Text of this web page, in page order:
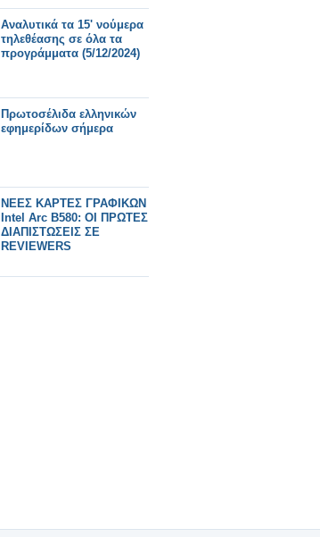
Αναλυτικά τα 15' νούμερα
τηλεθέασης σε όλα τα
προγράμματα (5/12/2024)
Πρωτοσέλιδα ελληνικών
εφημερίδων σήμερα
ΝΕΕΣ ΚΑΡΤΕΣ ΓΡΑΦΙΚΩΝ
Intel Arc B580: ΟΙ ΠΡΩΤΕΣ
ΔΙΑΠΙΣΤΩΣΕΙΣ ΣΕ
REVIEWERS